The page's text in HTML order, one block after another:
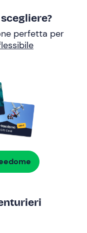
perfetta per